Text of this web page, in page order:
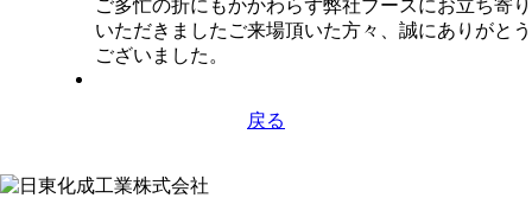
ご多忙の折にもかかわらず弊社ブースにお立ち寄り
いただきましたご来場頂いた方々、誠にありがとう
ございました。
戻る